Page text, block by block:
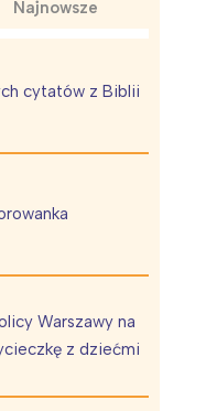
Najnowsze
cytatów z Biblii
Warszawy na
z dziećmi